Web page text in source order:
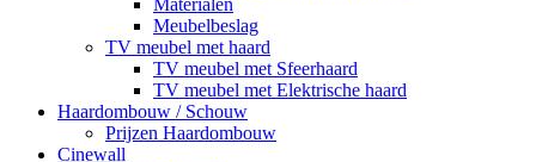
Materialen
Meubelbeslag
TV meubel met haard
TV meubel met Sfeerhaard
TV meubel met Elektrische haard
Haardombouw / Schouw
Prijzen Haardombouw
Cinewall